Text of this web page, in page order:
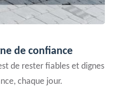
de confiance
de rester fiables et dignes
chaque jour.